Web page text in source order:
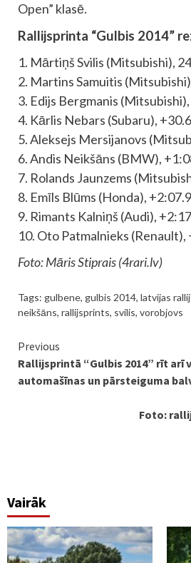
Open” klasē.
Rallijsprinta “Gulbis 2014”
1. Mārtiņš Svilis (Mitsubishi),
2. Martins Samuitis
3. Edijs Bergmanis
4. Kārlis Nebars (Subaru),
5. Aleksejs Mersijanovs
6. Andis Neikšāns (BMW),
7. Rolands Jaunzems
8. Emīls Blūms (Honda),
9. Rimants Kalniņš (Audi),
10. Oto Patmalnieks (Renault),
Foto: Māris Stiprais (4rari.lv)
Tags: gulbene, gulbis 2014, latvijas
neikšāns, rallijsprints, svilis, vorobjovs
Continue
Reading
Previous
Rallijsprintā “Gulbis 2014” rīt arī
automašīnas un pārsteiguma
Foto:
Vairāk